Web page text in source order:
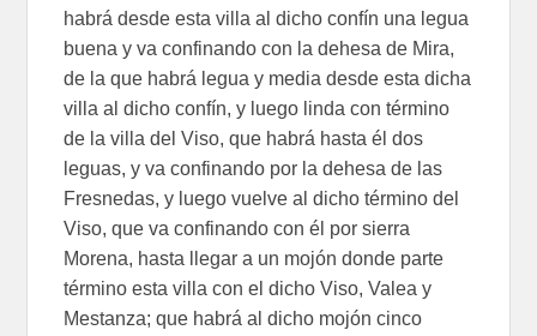
habrá desde esta villa al dicho confín una legua
buena y va confinando con la dehesa de Mira,
de la que habrá legua y media desde esta dicha
villa al dicho confín, y luego linda con término
de la villa del Viso, que habrá hasta él dos
leguas, y va confinando por la dehesa de las
Fresnedas, y luego vuelve al dicho término del
Viso, que va confinando con él por sierra
Morena, hasta llegar a un mojón donde parte
término esta villa con el dicho Viso, Valea y
Mestanza; que habrá al dicho mojón cinco